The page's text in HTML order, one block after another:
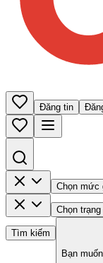
Đăng tin
Chọn mức
Chọn trạng
Tìm kiếm
Bạn